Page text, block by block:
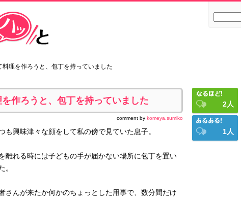
理を作ろうと、包丁を持っていました
作ろうと、包丁を持っていました
comment by komeya.sumiko
も興味津々な顔をして私の傍で見ていた息子。
離れる時には子どもの手が届かない場所に包丁を置い
。
さんが来たか何かのちょっとした用事で、数分間だけ
2人
1人